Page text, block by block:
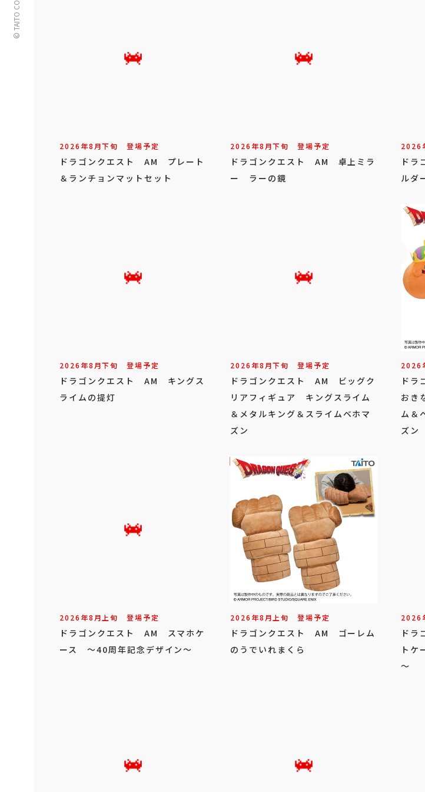
2026年8月下旬 登場予定
ドラゴンクエスト AM プレート
＆ランチョンマットセット
2026年8月下旬 登場予定
ドラゴンクエスト AM 卓上ミラ
ー ラーの鏡
2026
ド
ルダ
2026年8月下旬 登場予定
ドラゴンクエスト AM キングス
ライムの提灯
2026年8月下旬 登場予定
ドラゴンクエスト AM ビッグク
リアフィギュア キングスライム
＆メタルキング＆スライムベホマ
ズン
2026
ド
おき
ム＆
ズン
2026年8月上旬 登場予定
ドラゴンクエスト AM スマホケ
ース ～40周年記念デザイン～
2026年8月上旬 登場予定
ドラゴンクエスト AM ゴーレム
のうでいれまくら
2026
ド
トケ
～